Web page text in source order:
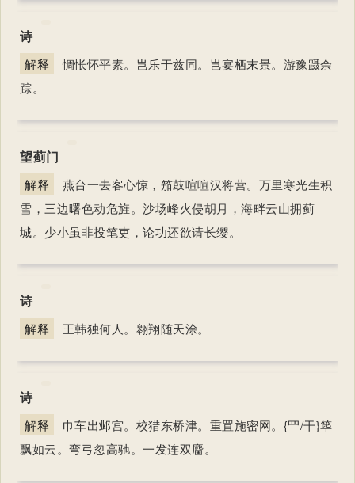
诗
解释
惆怅怀平素。岂乐于兹同。岂宴栖末景。游豫蹑余
踪。
望蓟门
解释
燕台一去客心惊，笳鼓喧喧汉将营。万里寒光生积
雪，三边曙色动危旌。沙场峰火侵胡月，海畔云山拥蓟
城。少小虽非投笔吏，论功还欲请长缨。
诗
解释 王韩独何人。翱翔随天涂。
诗
解释
巾车出邺宫。校猎东桥津。重罝施密网。{罒/干}筚
飘如云。弯弓忽高驰。一发连双麕。